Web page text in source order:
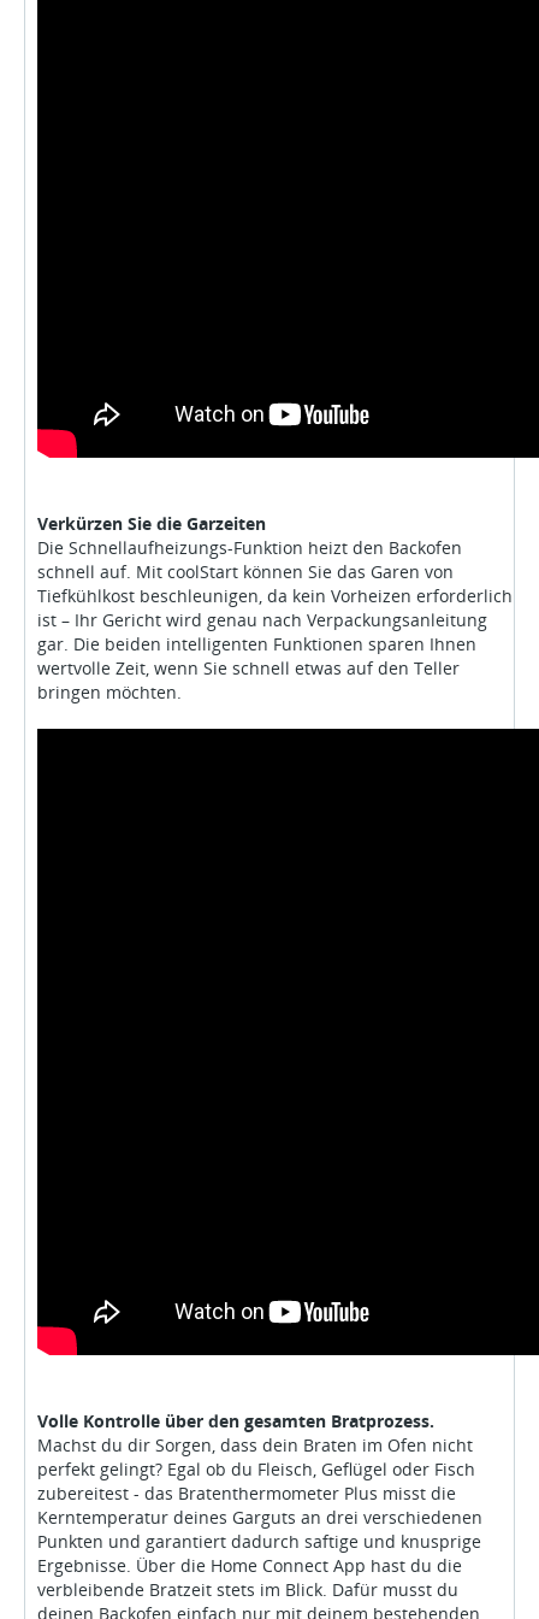
Verkürzen Sie die Garzeiten
Die Schnellaufheizungs-Funktion heizt den Backofen
schnell auf. Mit coolStart können Sie das Garen von
Tiefkühlkost beschleunigen, da kein Vorheizen erforderlich
ist – Ihr Gericht wird genau nach Verpackungsanleitung
gar. Die beiden intelligenten Funktionen sparen Ihnen
wertvolle Zeit, wenn Sie schnell etwas auf den Teller
bringen möchten.
Volle Kontrolle über den gesamten Bratprozess.
Machst du dir Sorgen, dass dein Braten im Ofen nicht
perfekt gelingt? Egal ob du Fleisch, Geflügel oder Fisch
zubereitest - das Bratenthermometer Plus misst die
Kerntemperatur deines Garguts an drei verschiedenen
Punkten und garantiert dadurch saftige und knusprige
Ergebnisse. Über die Home Connect App hast du die
verbleibende Bratzeit stets im Blick. Dafür musst du
deinen Backofen einfach nur mit deinem bestehenden